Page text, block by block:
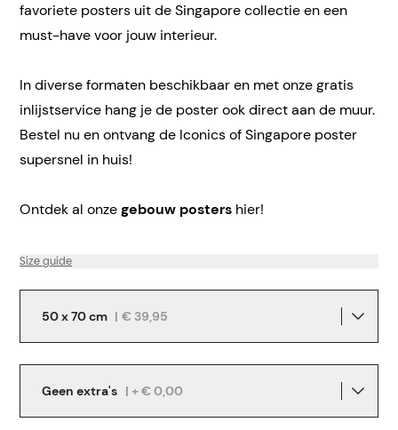
favoriete posters uit de Singapore collectie en een
must-have voor jouw interieur.
In diverse formaten beschikbaar en met onze gratis
inlijstservice hang je de poster ook direct aan de muur.
Bestel nu en ontvang de Iconics of Singapore poster
supersnel in huis!
Ontdek al onzegebouw posters hier!
Size guide
50 x 70 cm | € 39,95
Geen extra's | + € 0,00